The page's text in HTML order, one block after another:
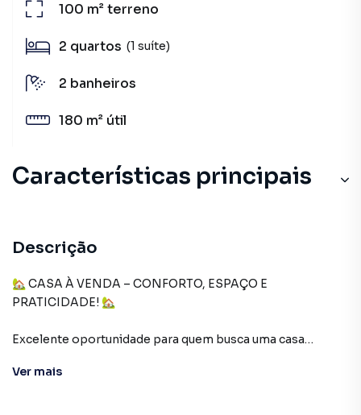
100 m²terreno
2 quartos (1 suíte)
2 banheiros
180 m² útil
Características principais
Armário Suíte
Armário Banheiro
Descrição
🏡 CASA À VENDA – CONFORTO, ESPAÇO E
PRATICIDADE! 🏡
Excelente oportunidade para quem busca uma casa
área externa para toda a família!
Ver mais